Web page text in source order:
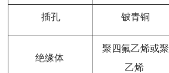
插孔 铍青铜
绝缘体
聚四氟乙烯或聚
乙烯